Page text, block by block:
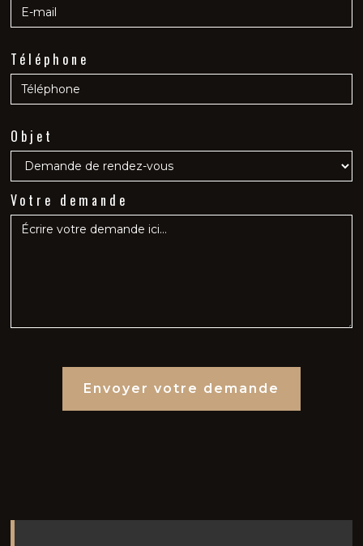
Téléphone
Objet
Votre demande